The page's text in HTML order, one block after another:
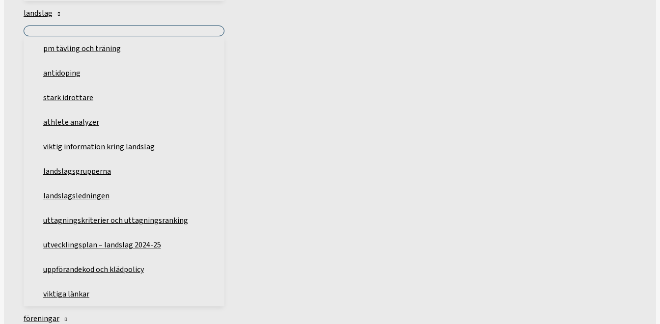
landslag
pm tävling och träning
antidoping
stark idrottare
athlete analyzer
viktig information kring landslag
landslagsgrupperna
landslagsledningen
uttagningskriterier och uttagningsranking
utvecklingsplan – landslag 2024-25
uppförandekod och klädpolicy
viktiga länkar
föreningar